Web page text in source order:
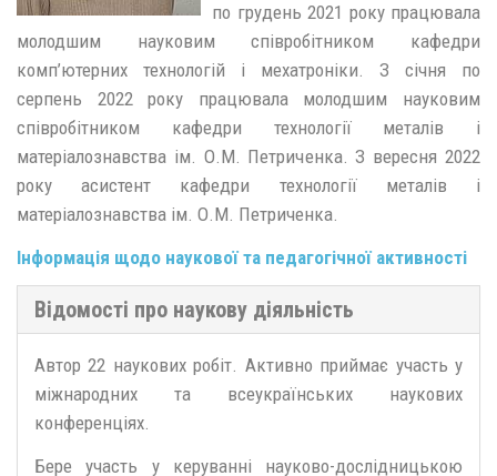
по грудень 2021 року працювала
молодшим науковим співробітником кафедри
комп’ютерних технологій і мехатроніки. З січня по
серпень 2022 року працювала молодшим науковим
співробітником кафедри технології металів і
матеріалознавства ім. О.М. Петриченка. З вересня 2022
року асистент кафедри технології металів і
матеріалознавства ім. О.М. Петриченка.
Інформація щодо наукової та педагогічної активності
Відомості про наукову діяльність
Автор 22 наукових робіт. Активно приймає участь у
міжнародних та всеукраїнських наукових
конференціях.
Бере участь у керуванні науково-дослідницькою